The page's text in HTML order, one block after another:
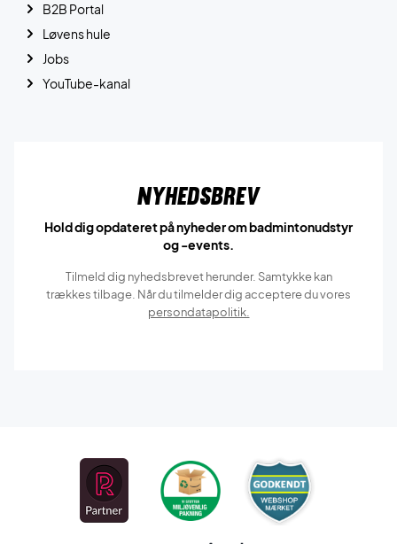
B2B Portal
Løvens hule
Jobs
YouTube-kanal
Nyhedsbrev
Hold dig opdateret på nyheder om badmintonudstyr
og -events.
Tilmeld dig nyhedsbrevet herunder. Samtykke kan
trækkes tilbage. Når du tilmelder dig acceptere du vores
persondatapolitik.